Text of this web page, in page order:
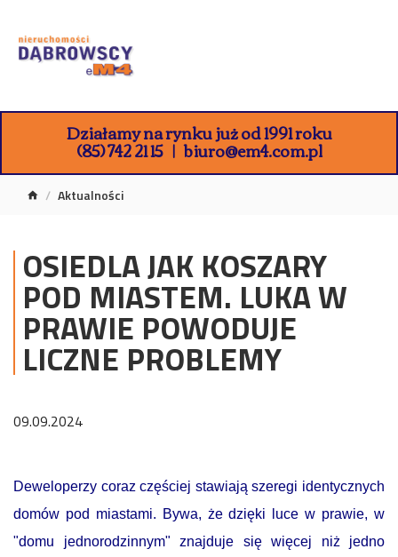
Działamy na rynku już od 1991 roku
(85) 742 21 15 biuro@em4.com.pl
Aktualności
OSIEDLA JAK KOSZARY
POD MIASTEM. LUKA W
PRAWIE POWODUJE
LICZNE PROBLEMY
09.09.2024
Deweloperzy coraz częściej stawiają szeregi identycznych
domów pod miastami. Bywa, że dzięki luce w prawie, w
"domu jednorodzinnym" znajduje się więcej niż jedno